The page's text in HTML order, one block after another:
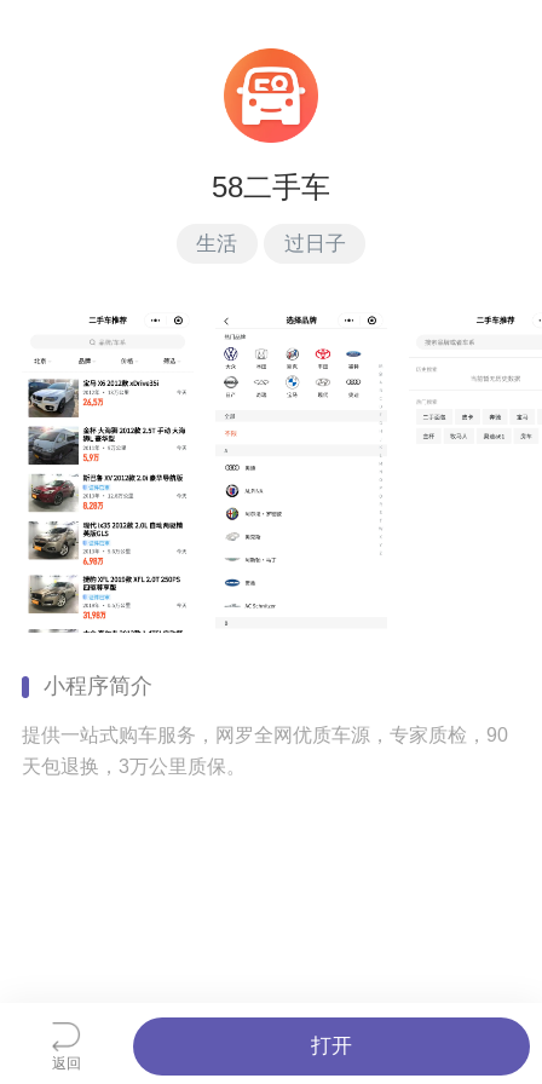
58二手车
生活 过日子
小程序简介
提供一站式购车服务，网罗全网优质车源，专家质检，90
天包退换，3万公里质保。
返回
打开